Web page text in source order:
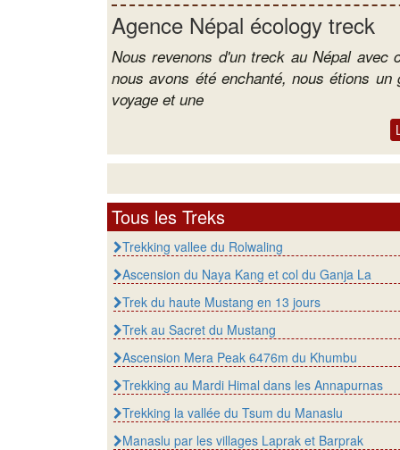
Agence Népal écology treck
Nous revenons d'un treck au Népal avec
nous avons été enchanté, nous étions
voyage et une
Tous les Treks
Trekking vallee du Rolwaling
Ascension du Naya Kang et col du Ganja La
Trek du haute Mustang en 13 jours
Trek au Sacret du Mustang
Ascension Mera Peak 6476m du Khumbu
Trekking au Mardi Himal dans les Annapurnas
Trekking la vallée du Tsum du Manaslu
Manaslu par les villages Laprak et Barprak